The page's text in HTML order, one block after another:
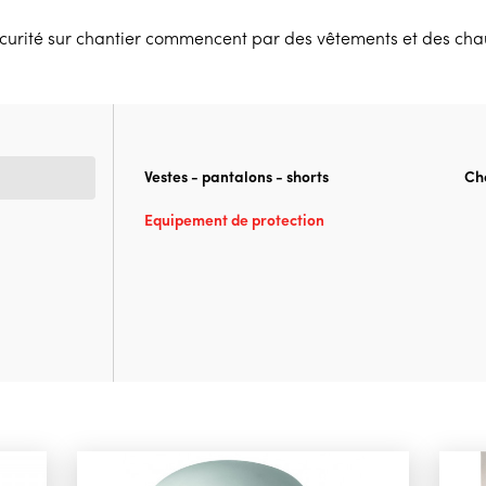
sur chantier commencent par des vêtements et des
Vestes - pantalons - shorts
Equipement de protection